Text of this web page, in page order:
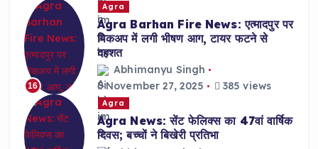
16
Agra
Agra Barhan Fire News: एत्मादपुर पर
पिकअप में लगी भीषण आग, टायर फटने से
दहशत
Abhimanyu Singh
November 27, 2025
385 views
Agra
Agra News: सेंट फेलिक्स का 47वां वार्षिक
दिवस; बच्चों ने बिखेरी प्रतिभा